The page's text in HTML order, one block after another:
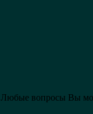
Любые вопросы Вы